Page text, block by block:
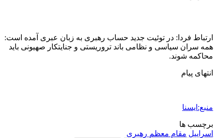
ارتباط فردا: در توئیت جدید حساب رهبری به زبان عبری آمده است:
همه سران سیاسی و نظامی باند تروریستی و جنایتکار صهیونی باید
محاکمه شوند.
انتهای پیام
منبع:ایسنا
برچسب ها
اسراييل مقام معظم رهبری